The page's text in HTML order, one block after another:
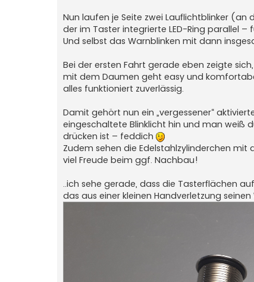
Nun laufen je Seite zwei Lauflichtblinker (an
der im Taster integrierte LED-Ring parallel –
Und selbst das Warnblinken mit dann
Bei der ersten Fahrt gerade eben zeigte
mit dem Daumen geht easy und
alles funktioniert zuverlässig.
Damit gehört nun ein „vergessener“
eingeschaltete Blinklicht hin und man weiß
drücken ist – feddich
Zudem sehen die Edelstahlzylinderchen
viel Freude beim ggf. Nachbau!
..ich sehe gerade, dass die Tasterflächen
das aus einer kleinen Handverletzung